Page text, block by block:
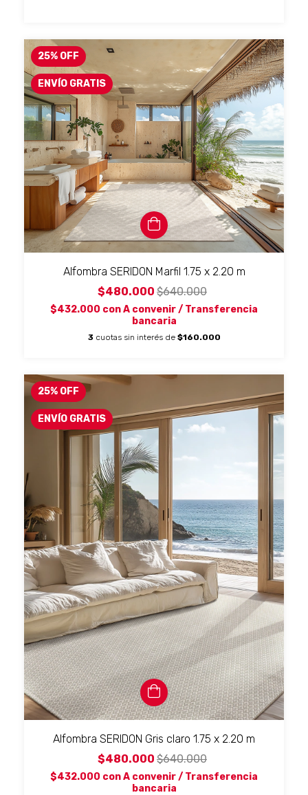
25% OFF
ENVÍO GRATIS
Alfombra SERIDON Marfil 1.75 x 2.20 m
$480.000 $640.000
$432.000 conA convenir / Transferencia
bancaria
3 cuotas sin interés de $160.000
25% OFF
ENVÍO GRATIS
Alfombra SERIDON Gris claro 1.75 x 2.20 m
$480.000 $640.000
$432.000 conA convenir / Transferencia
bancaria